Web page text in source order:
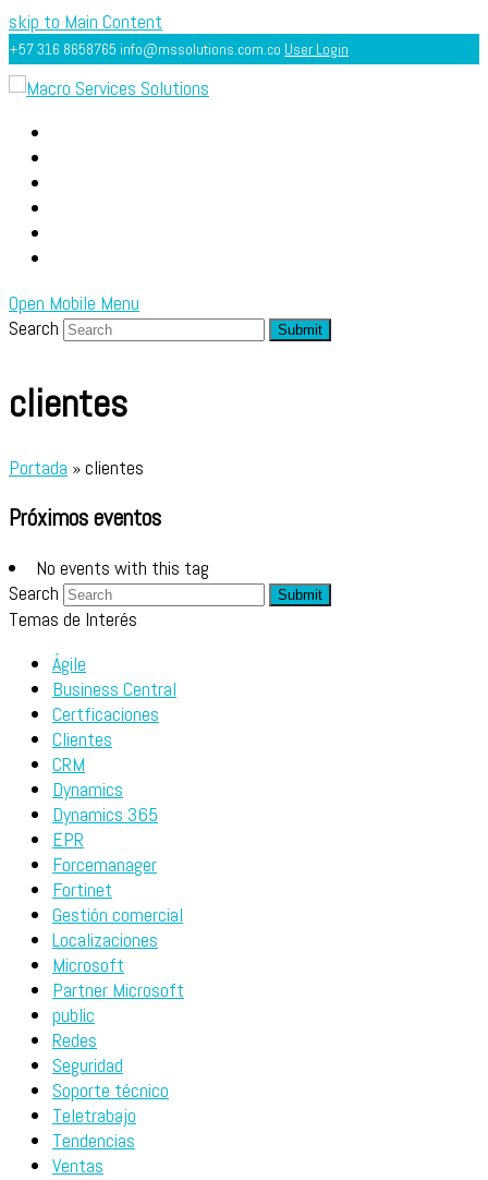
skip to Main Content
+57 316 8658765 info@mssolutions.com.co User Login
Open Mobile Menu
Search
Submit
clientes
Portada »clientes
Próximos eventos
No events with this tag
Search
Submit
Temas de Interés
Ágile
Business Central
Certficaciones
Clientes
CRM
Dynamics
Dynamics 365
EPR
Forcemanager
Fortinet
Gestión comercial
Localizaciones
Microsoft
Partner Microsoft
public
Redes
Seguridad
Soporte técnico
Teletrabajo
Tendencias
Ventas